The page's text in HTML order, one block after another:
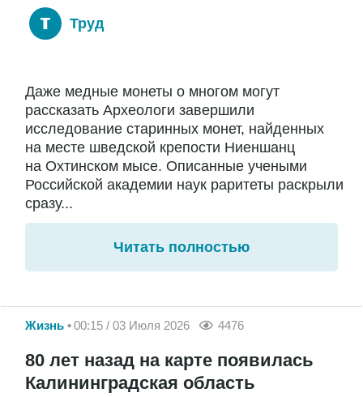
Труд
Даже медные монеты о многом могут
рассказать Археологи завершили
исследование старинных монет, найденных
на месте шведской крепости Ниеншанц
на Охтинском мысе. Описанные учеными
Российской академии наук раритеты раскрыли
сразу...
Читать полностью
Жизнь 00:15 / 03 Июля 2026 4476
80 лет назад на карте появилась
Калининградская область